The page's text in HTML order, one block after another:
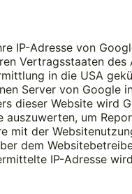
IP-Adresse von
Vertragsstaaten des
in die USA
Server von Google
dieser Website wird
auszuwerten, um
mit der
dem
IP-Adresse